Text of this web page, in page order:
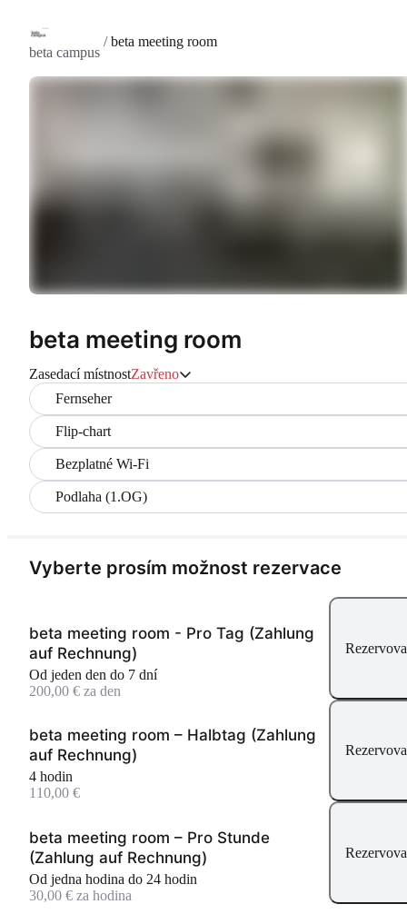
beta campus
/beta meeting room
beta meeting room
Zasedací místnostZavřeno
Fernseher
Flip-chart
Bezplatné Wi-Fi
Podlaha (1.OG)
Vyberte prosím možnost rezervace
beta meeting room - Pro Tag (Zahlung
auf Rechnung)
Od jeden den do 7 dní
200,00 € za den
beta meeting room – Halbtag (Zahlung
auf Rechnung)
4 hodin
110,00 €
beta meeting room – Pro Stunde
(Zahlung auf Rechnung)
Od jedna hodina do 24 hodin
30,00 € za hodina